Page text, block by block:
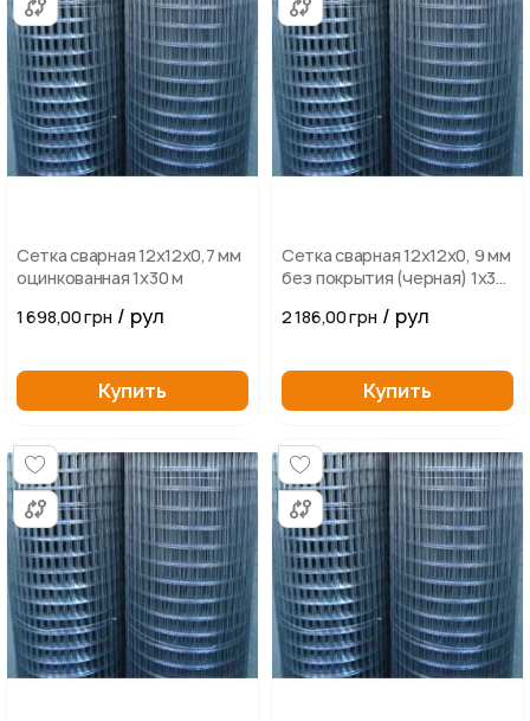
Сетка сварная 12х12х0,7 мм
оцинкованная 1х30 м
1 698,00 грн / рул
Купить
Сетка сварная 12х12х0, 9 мм
без покрытия (черная) 1х30
2 186,00 грн / рул
Купить